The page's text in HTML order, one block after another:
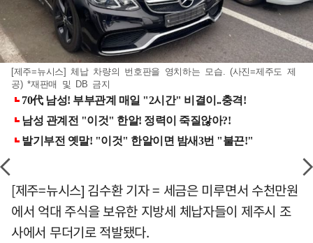
[제주=뉴시스] 체납 차량의 번호판을 영치하는 모습. (사진=제주도 제
공) *재판매 및 DB 금지
[제주=뉴시스] 김수환 기자 = 세금은 미루면서 수천만원
에서 억대 주식을 보유한 지방세 체납자들이 제주시 조
사에서 무더기로 적발됐다.